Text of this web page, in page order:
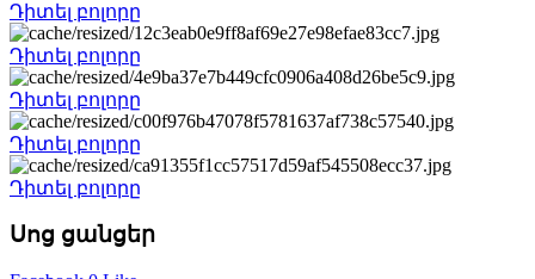
Դիտել բոլորը
Դիտել բոլորը
Դիտել բոլորը
Դիտել բոլորը
Դիտել բոլորը
Սոց ցանցեր